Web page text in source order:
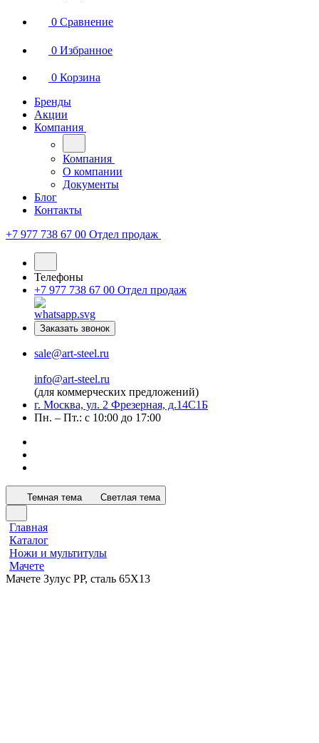
0 Сравнение
0 Избранное
0 Корзина
Бренды
Акции
Компания
Компания
О компании
Документы
Блог
Контакты
+7 977 738 67 00 Отдел продаж
Телефоны
+7 977 738 67 00 Отдел продаж
Заказать звонок
sale@art-steel.ru
info@art-steel.ru
(для коммерческих предложений)
г. Москва, ул. 2 Фрезерная, д.14С1Б
Пн. – Пт.: с 10:00 до 17:00
Темная тема Светлая тема
Главная
Каталог
Ножи и мультитулы
Мачете
Мачете Зулус РР, сталь 65Х13